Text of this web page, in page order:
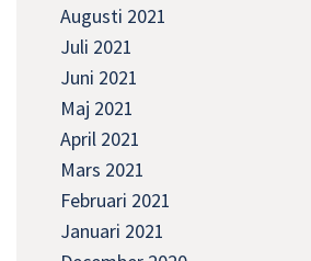
Augusti 2021
Juli 2021
Juni 2021
Maj 2021
April 2021
Mars 2021
Februari 2021
Januari 2021